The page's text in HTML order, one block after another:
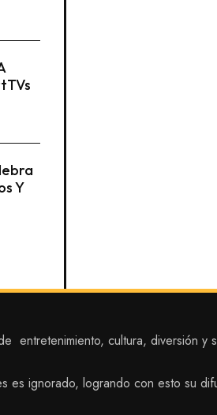
Y
cultura, diversión y
es ignorado, logrando con esto su